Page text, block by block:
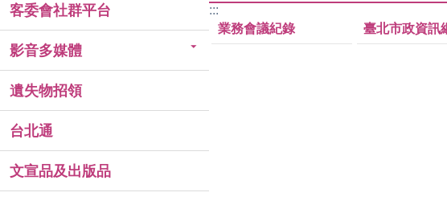
客委會社群平台
影音多媒體
遺失物招領
台北通
文宣品及出版品
:::
業務會議紀錄
臺北市政資訊